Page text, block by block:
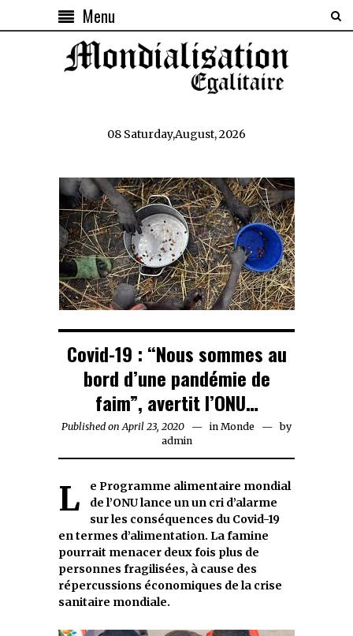
Menu
08 Saturday,August, 2026
Covid-19 : “Nous sommes au
bord d’une pandémie de
faim”, avertit l’ONU…
Published on April 23, 2020 April
23,
in Monde
by
admin
Le Programme alimentaire mondial
de l’ONU lance un un cri d’alarme
sur les conséquences du Covid-19
en termes d’alimentation. La famine
pourrait menacer deux fois plus de
personnes fragilisées, à cause des
répercussions économiques de la crise
sanitaire mondiale.